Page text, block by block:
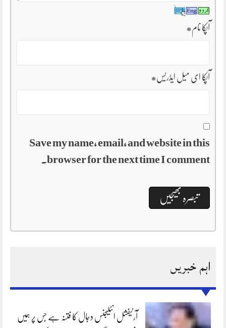
آپکا نام*
آپکا ای میل ایڈریس*
Save my name, email, and website in this
browser for the next time I comment.
اہم خبریں
آرٹیفشل انٹلیجنس دجال کا فتنہ ہے جس پر ہمیں